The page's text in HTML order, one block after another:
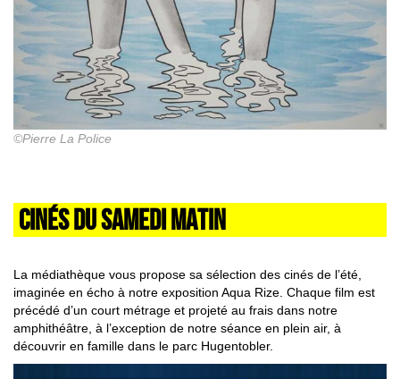
©Pierre La Police
CINÉS DU SAMEDI MATIN
La médiathèque vous propose sa sélection des cinés de l’été,
imaginée en écho à notre exposition Aqua Rize. Chaque film est
précédé d’un court métrage et projeté au frais dans notre
amphithéâtre, à l’exception de notre séance en plein air, à
découvrir en famille dans le parc Hugentobler.